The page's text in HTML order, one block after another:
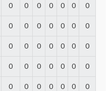
0 0 0 0 0 0 0
0 0 0 0 0 0 0
0 0 0 0 0 0 0
0 0 0 0 0 0 0
0 0 0 0 0 0 0